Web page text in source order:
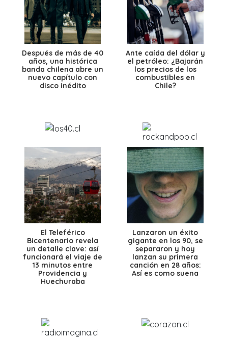
Después de más de 40
años, una histórica
banda chilena abre un
nuevo capítulo con
disco inédito
Ante caída del dólar y
el petróleo: ¿Bajarán
los precios de los
combustibles en
Chile?
El Teleférico
Bicentenario revela
un detalle clave: así
funcionará el viaje de
13 minutos entre
Providencia y
Huechuraba
Lanzaron un éxito
gigante en los 90, se
separaron y hoy
lanzan su primera
canción en 28 años:
Así es como suena